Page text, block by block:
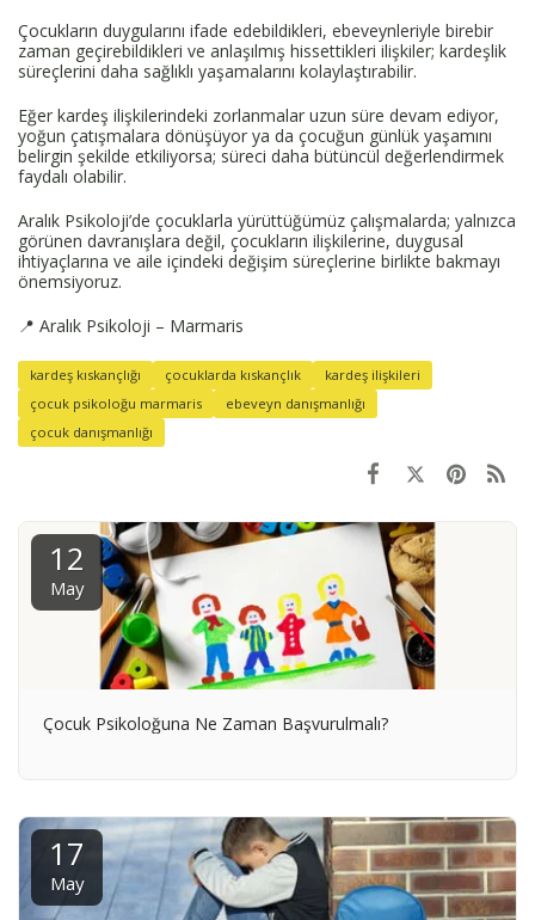
Çocukların duygularını ifade edebildikleri, ebeveynleriyle birebir
zaman geçirebildikleri ve anlaşılmış hissettikleri ilişkiler; kardeşlik
süreçlerini daha sağlıklı yaşamalarını kolaylaştırabilir.
Eğer kardeş ilişkilerindeki zorlanmalar uzun süre devam ediyor,
yoğun çatışmalara dönüşüyor ya da çocuğun günlük yaşamını
belirgin şekilde etkiliyorsa; süreci daha bütüncül değerlendirmek
faydalı olabilir.
Aralık Psikoloji’de çocuklarla yürüttüğümüz çalışmalarda; yalnızca
görünen davranışlara değil, çocukların ilişkilerine, duygusal
ihtiyaçlarına ve aile içindeki değişim süreçlerine birlikte bakmayı
önemsiyoruz.
📍 Aralık Psikoloji – Marmaris
kardeş kıskançlığı çocuklarda kıskançlık
kardeş ilişkileri
çocuk psikoloğu marmaris
ebeveyn danışmanlığı
çocuk danışmanlığı
12
May
Çocuk Psikoloğuna Ne Zaman Başvurulmalı?
17
May